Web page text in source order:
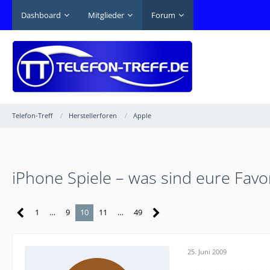
Dashboard Mitglieder Forum
Telefon-Treff Herstellerforen Apple
iPhone Spiele – was sind eure
1 … 9 10 11 … 49
25. Juni 2009